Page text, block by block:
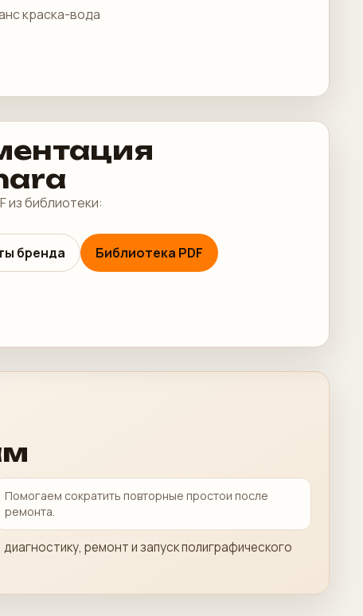
краска-вода
из библиотеки:
бренда Библиотека PDF
Помогаем сократить повторные простои после
ремонта.
ремонт и запуск полиграфического